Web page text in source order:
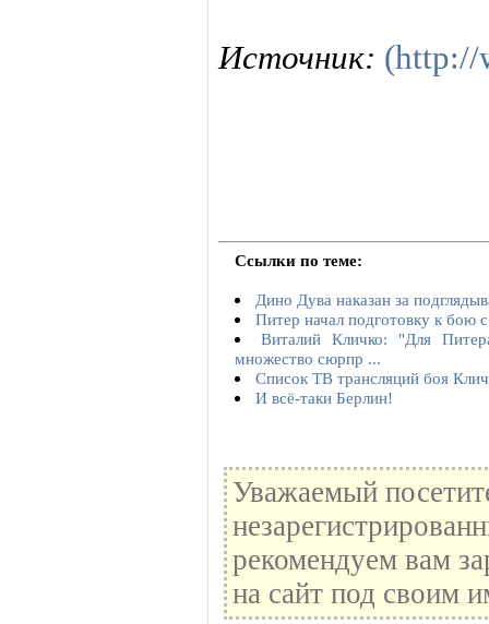
Источник: (http://
Ссылки по теме:
Дино Дува наказан за
Питер начал подготовку к бою
Виталий Кличко: "Для
множество сюрпр ...
Cписок ТВ трансляций боя
И всё-таки Берлин!
Уважаемый
рекомендуем вам
на сайт под своим